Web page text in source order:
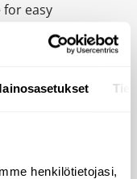
henkilötietojasi,
for easy
edges for
with a